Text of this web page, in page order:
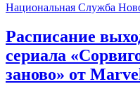
Национальная Служба
Расписание
сериала
заново» от